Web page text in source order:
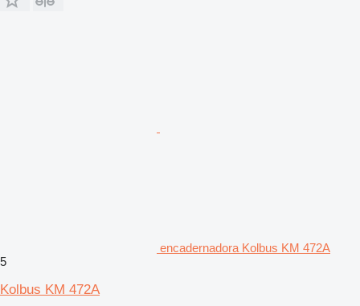
encadernadora Kolbus KM 472A
5
Kolbus KM 472A